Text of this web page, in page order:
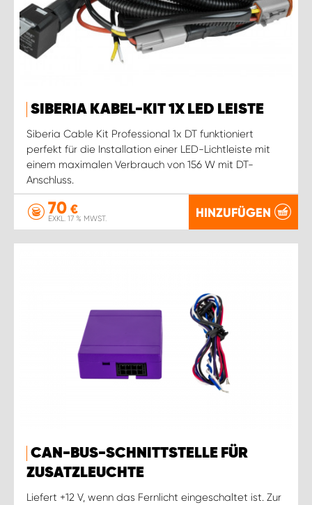
SIBERIA KABEL-KIT 1X LED LEISTE
Siberia Cable Kit Professional 1x DT funktioniert
perfekt für die Installation einer LED-Lichtleiste mit
einem maximalen Verbrauch von 156 W mit DT-
Anschluss.
70 €
EXKL. 17 % MWST. HINZUFÜGEN
CAN-BUS-SCHNITTSTELLE FÜR
ZUSATZLEUCHTE
Liefert +12 V, wenn das Fernlicht eingeschaltet ist. Zur